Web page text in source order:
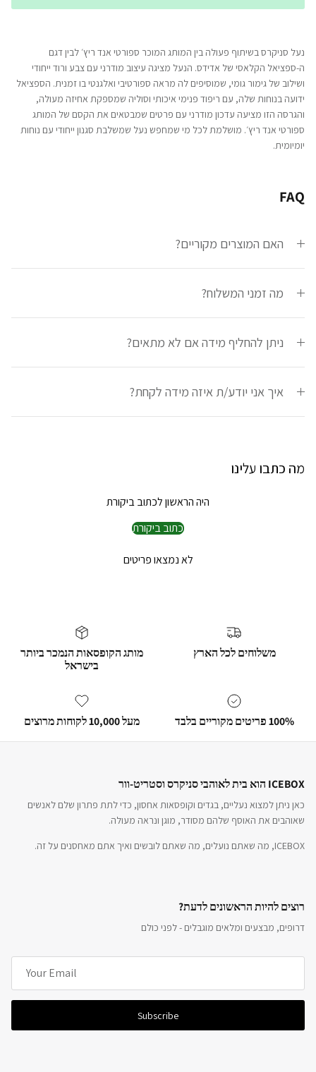
נעל סניקרס בשיתוף פעולה בין המותג המוכר ספורטי אנד ריץ׳ לבין דגם
ה-ספציאל הקלאסי של אדידס. הנעל מציגה עיצוב מודרני עם צבע ורוד ייחודי
ושילוב של גימור גומי, שמוסיפים לה מראה ספורטיבי ואלגנטי בו זמנית. הספציאל
ידועה בנוחות שלה, עם ריפוד פנימי איכותי וסוליה שמספקת אחיזה מעולה,
והגרסה הזו מציעה עדכון מודרני עם פרטים שמבטאים את הקסם של המותג
ספורטי אנד ריץ׳. מושלמת לכל מי שמחפש נעל שמשלבת סגנון ייחודי עם נוחות
יומיומית.
FAQ
האם המוצרים מקוריים?
מה זמני המשלוח?
ניתן להחליף מידה אם לא מתאים?
איך אני יודע/ת איזה מידה לקחת?
מה כתבו עלינו
היה הראשון לכתוב ביקורת
כתוב ביקורת
לא נמצאו פריטים
משלוחים לכל הארץ
מותג הקופסאות הנמכר ביותר
בישראל
100% פריטים מקוריים בלבד מעל 10,000 לקוחות מרוצים
ICEBOX הוא בית לאוהבי סניקרס וסטריט-וור
כאן ניתן למצוא נעליים, בגדים וקופסאות אחסון, כדי לתת פתרון שלם לאנשים
שאוהבים את האוסף שלהם מסודר, מוגן ונראה מעולה.
ICEBOX, מה שאתם נועלים, מה שאתם לובשים ואיך אתם מאחסנים על זה.
רוצים להיות הראשונים לדעת?
דרופים, מבצעים ומלאים מוגבלים - לפני כולם
Subscribe